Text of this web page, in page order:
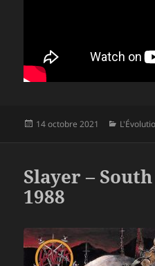
Publié
14 octobre 2021
Slayer –
1988